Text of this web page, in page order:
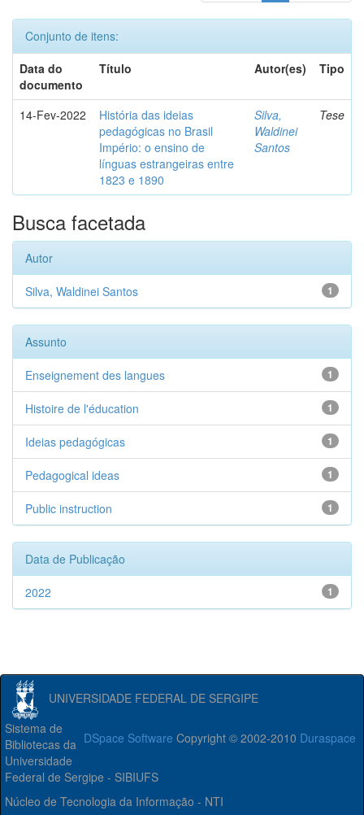
Conjunto de itens:
Data do
documento
Título Autor(es) Tipo
14-Fev-2022
História das ideias
pedagógicas no Brasil
Império: o ensino de
línguas estrangeiras entre
1823 e 1890
Silva,
Waldinei
Santos
Tese
Busca facetada
Autor
1
Silva, Waldinei Santos
Assunto
1
Enseignement des langues
1
Histoire de l'éducation
1
Ideias pedagógicas
1
Pedagogical ideas
1
Public instruction
Data de Publicação
1
2022
UNIVERSIDADE FEDERAL DE SERGIPE
DSpace Software Copyright © 2002-2010 Duraspace
Sistema de
Bibliotecas da
Universidade
Federal de Sergipe - SIBIUFS
Núcleo de Tecnologia da Informação - NTI